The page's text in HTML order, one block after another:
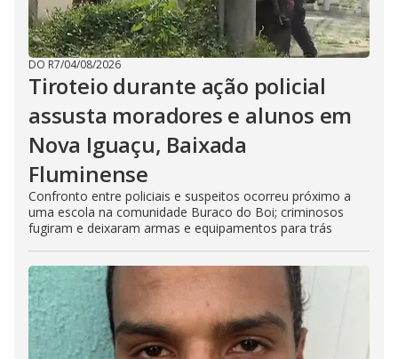
DO R7/04/08/2026
Tiroteio durante ação policial
assusta moradores e alunos em
Nova Iguaçu, Baixada
Fluminense
Confronto entre policiais e suspeitos ocorreu próximo a
uma escola na comunidade Buraco do Boi; criminosos
fugiram e deixaram armas e equipamentos para trás